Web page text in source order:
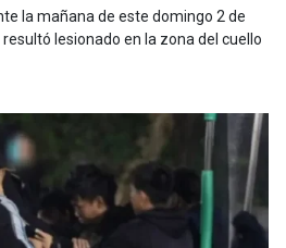
la mañana de este domingo 2 de
lesionado en la zona del cuello